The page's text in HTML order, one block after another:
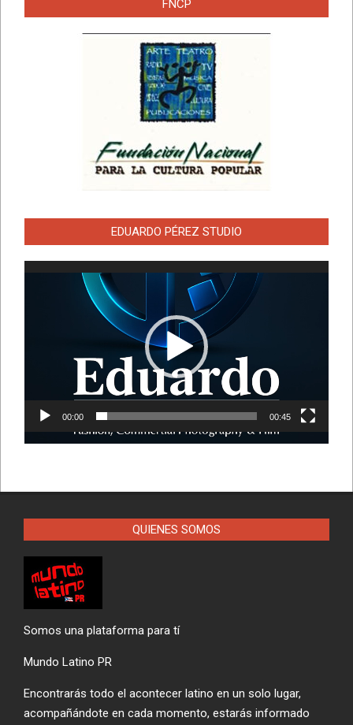
FNCP
EDUARDO PÉREZ STUDIO
Reproductor
00:00 00:45
QUIENES SOMOS
Somos una plataforma para tí
Mundo Latino PR
Encontrarás todo el acontecer latino en un solo lugar,
acompañándote en cada momento, estarás informado